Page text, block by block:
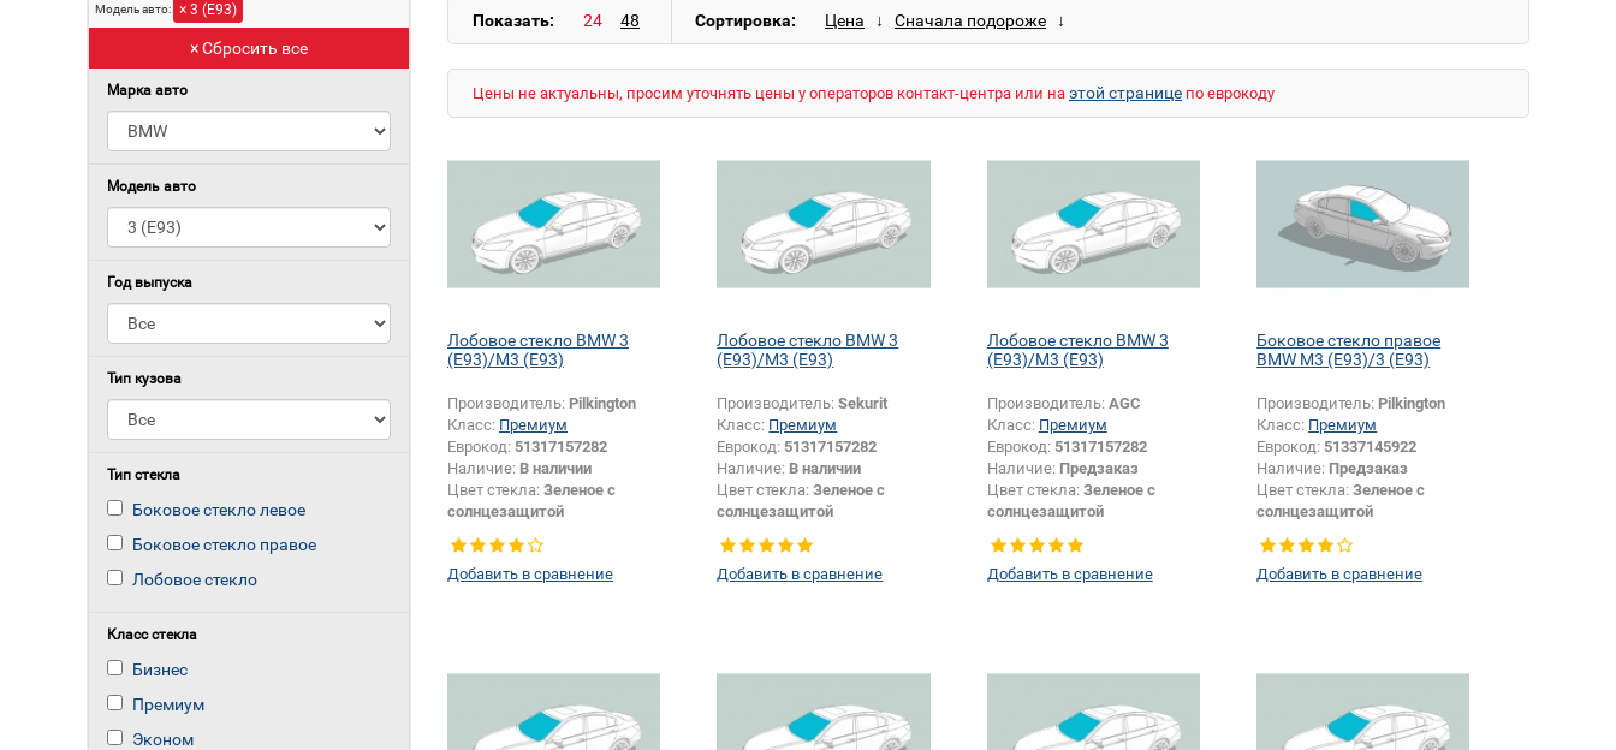
Модель авто: × 3 (E93)
× Сбросить все
Марка авто
Модель авто
Год выпуска
Тип кузова
Тип стекла
Боковое стекло левое
Боковое стекло правое
Лобовое стекло
Класс стекла
Бизнес
Премиум
Эконом
M5 (E34)
M5 (E39) M5 (E60) M5 (E61) M6 (E63) M6 (E64)
X1 (F48)
X3 (E83) X3 (F25) X4 (F26) X5 (E53) X5 (E70) X5 (F15) X5 M (E70) X6 (E71)
X6 (F16)
X6 M (E71)
Z3 (E36) Z4 (E85) Z4 (E86) Z4 (E89) Z4 M (E85) Z4 M (E86) Z8 (E52)
Показать: Сортировка:
Цены не актуальны, просим уточнять цены у операторов контакт-центра или на этой странице по еврокоду
Лобовое стекло BMW 3
(E93)/M3 (E93)
Производитель: Pilkington
Класс: Премиум
Еврокод: 51317157282
Наличие: В наличии
Цвет стекла: Зеленое с
солнцезащитой
Цвет полосы:
Тип кузова:Кабриолет
Добавить в сравнение
Лобовое стекло BMW 3
(E93)/M3 (E93)
Производитель:Sekurit
Класс: Премиум
Еврокод: 51317157282
Наличие: В наличии
Цвет стекла:Зеленое с
солнцезащитой
Цвет полосы:
Тип кузова:Кабриолет
Добавить в сравнение
Лобовое стекло BMW 3
(E93)/M3 (E93)
Производитель: AGC
Класс: Премиум
Еврокод: 51317157282
Наличие: Предзаказ
Цвет стекла: Зеленое с
солнцезащитой
Цвет полосы:
Тип кузова:Кабриолет
Добавить в сравнение
Боковое стекло правое
BMW M3 (E93)/3 (E93)
Производитель: Pilkington
Класс: Премиум
Еврокод: 51337145922
Наличие: Предзаказ
Цвет стекла:Зеленое с
солнцезащитой
Тип кузова:Кабриолет
Тип стекла:Боковое стекло
правое
Добавить в сравнение